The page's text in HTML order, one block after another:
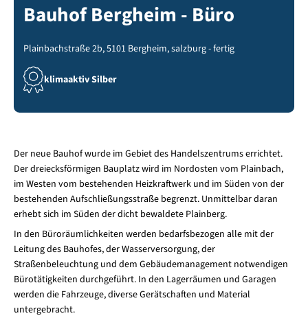
Bauhof Bergheim - Büro
Plainbachstraße 2b, 5101 Bergheim, salzburg - fertig
klimaaktiv Silber
Der neue Bauhof wurde im Gebiet des Handelszentrums errichtet.
Der dreiecksförmigen Bauplatz wird im Nordosten vom Plainbach,
im Westen vom bestehenden Heizkraftwerk und im Süden von der
bestehenden Aufschließungsstraße begrenzt. Unmittelbar daran
erhebt sich im Süden der dicht bewaldete Plainberg.
In den Büroräumlichkeiten werden bedarfsbezogen alle mit der
Leitung des Bauhofes, der Wasserversorgung, der
Straßenbeleuchtung und dem Gebäudemanagement notwendigen
Bürotätigkeiten durchgeführt. In den Lagerräumen und Garagen
werden die Fahrzeuge, diverse Gerätschaften und Material
untergebracht.